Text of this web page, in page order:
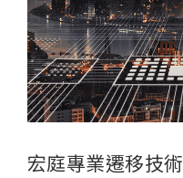
宏庭專業遷移技術